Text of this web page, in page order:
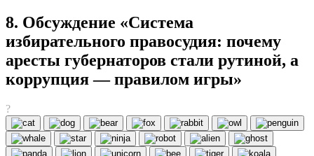
8. Обсуждение «Система
избирательного правосудия: почему
аресты губернаторов стали рутиной, а
коррупция — правилом игры»
?